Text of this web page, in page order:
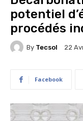
potentiel
procédés
By Tecsol 22
Facebook